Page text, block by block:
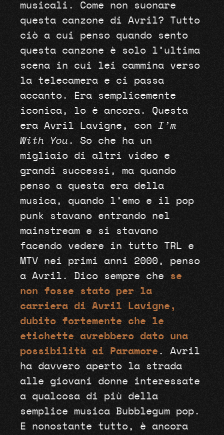
musicali. Come non suonare
questa canzone di Avril? Tutto
ciò a cui penso quando sento
questa canzone è solo l’ultima
scena in cui lei cammina verso
la telecamera e ci passa
accanto. Era semplicemente
iconica, lo è ancora. Questa
era Avril Lavigne, con I’m
With You . So che ha un
migliaio di altri video e
grandi successi, ma quando
penso a questa era della
musica, quando l’emo e il pop
punk stavano entrando nel
mainstream e si stavano
facendo vedere in tutto TRL e
MTV nei primi anni 2000, penso
a Avril. Dico sempre che
se
non fosse stato per la
carriera di Avril Lavigne,
dubito fortemente che le
etichette avrebbero dato una
possibilità ai Paramore . Avril
ha davvero aperto la strada
alle giovani donne interessate
a qualcosa di più della
semplice musica Bubblegum pop.
E nonostante tutto, è ancora